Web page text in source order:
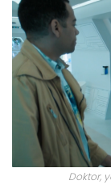
Doktor,